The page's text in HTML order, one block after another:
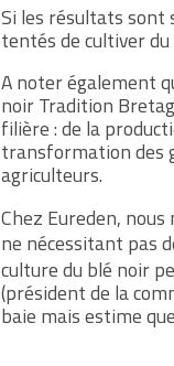
Si les résultats sont
tentés de cultiver
A noter également
noir Tradition
filière : de la
transformation des
agriculteurs.
Chez Eureden,
ne nécessitant pas
culture du blé noir
(président de la
baie mais estime